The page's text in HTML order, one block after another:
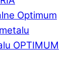
Optimum
OPTIMUM